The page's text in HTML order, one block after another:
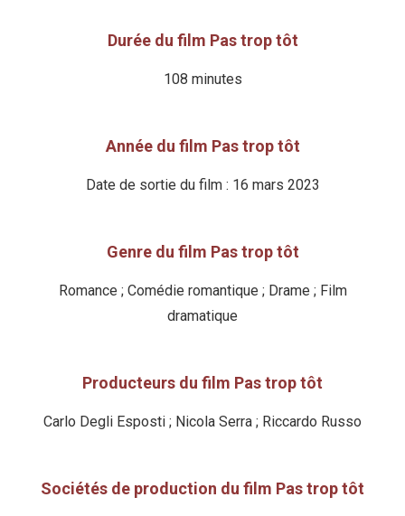
Durée du film Pas trop tôt
108 minutes
Année du film Pas trop tôt
Date de sortie du film : 16 mars 2023
Genre du film Pas trop tôt
Romance ; Comédie romantique ; Drame ; Film
dramatique
Producteurs du film Pas trop tôt
Carlo Degli Esposti ; Nicola Serra ; Riccardo Russo
Sociétés de production du film Pas trop tôt